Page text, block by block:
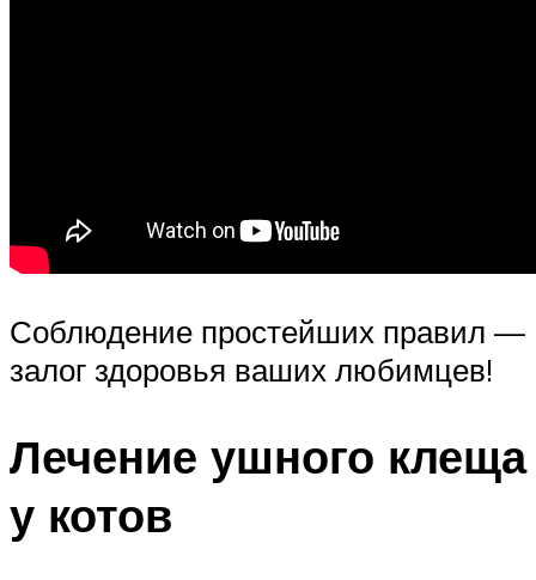
Соблюдение простейших правил —
залог здоровья ваших любимцев!
Лечение ушного клеща
у котов